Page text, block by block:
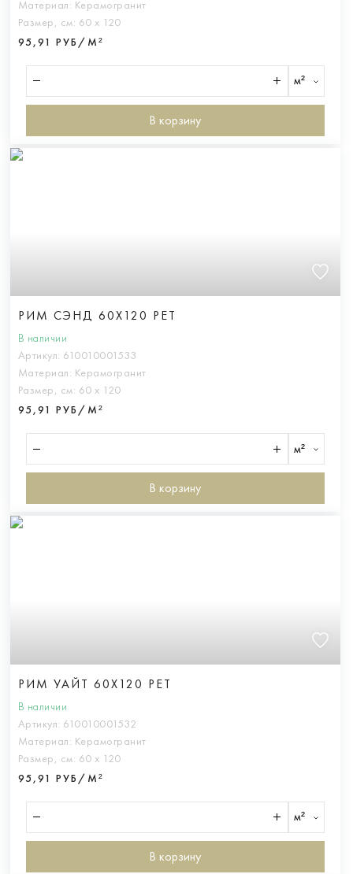
Материал: Керамогранит
Размер, см: 60 х 120
95,91 РУБ/М²
м²
В корзину
РИМ СЭНД 60X120 РЕТ
В наличии
Артикул: 610010001533
Материал: Керамогранит
Размер, см: 60 х 120
95,91 РУБ/М²
м²
В корзину
РИМ УАЙТ 60X120 РЕТ
В наличии
Артикул: 610010001532
Материал: Керамогранит
Размер, см: 60 х 120
95,91 РУБ/М²
м²
В корзину